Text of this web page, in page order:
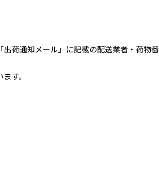
荷通知メール」に記載の配送業者・荷物番
す。